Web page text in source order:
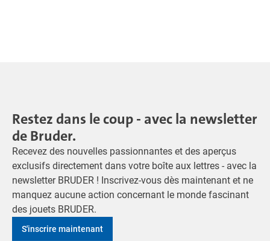
Restez dans le coup - avec la newsletter
de Bruder.
Recevez des nouvelles passionnantes et des aperçus
exclusifs directement dans votre boîte aux lettres - avec la
newsletter BRUDER ! Inscrivez-vous dès maintenant et ne
manquez aucune action concernant le monde fascinant
des jouets BRUDER.
S'inscrire maintenant